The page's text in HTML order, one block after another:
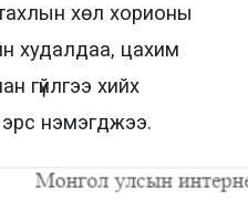
хөл хорионы
худалдаа, цахим
гүйлгээ хийх
эрс нэмэгджээ.